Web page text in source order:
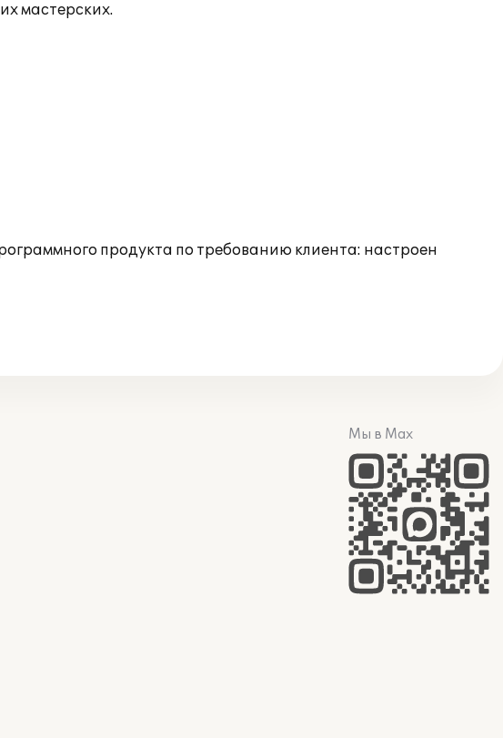
мастерских.
продукта по требованию клиента: настроен
Мы в Max